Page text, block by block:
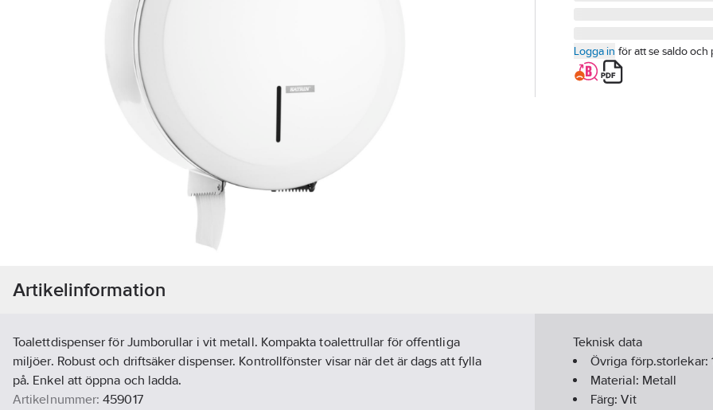
Logga in för att se saldo och
Artikelinformation
Toalettdispenser för Jumborullar i vit metall. Kompakta toalettrullar för offentliga
miljöer. Robust och driftsäker dispenser. Kontrollfönster visar när det är dags att fylla
på. Enkel att öppna och ladda.
Artikelnummer: 459017
Teknisk data
Övriga förp.storlekar:
Material: Metall
Färg:Vit